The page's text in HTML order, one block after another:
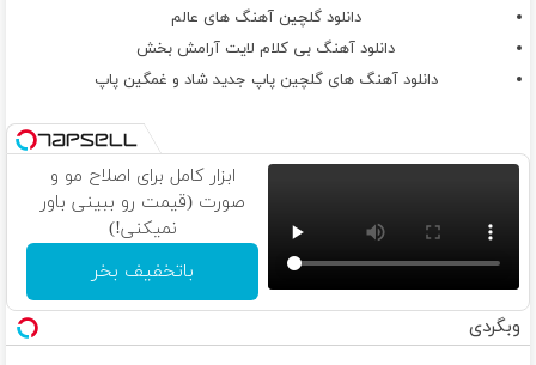
دانلود گلچین آهنگ های عالم
دانلود آهنگ بی کلام لایت آرامش بخش
دانلود آهنگ های گلچین پاپ جدید شاد و غمگین پاپ
ابزار کامل برای اصلاح مو و
صورت (قیمت رو ببینی باور
نمیکنی!)
باتخفیف بخر
وبگردی